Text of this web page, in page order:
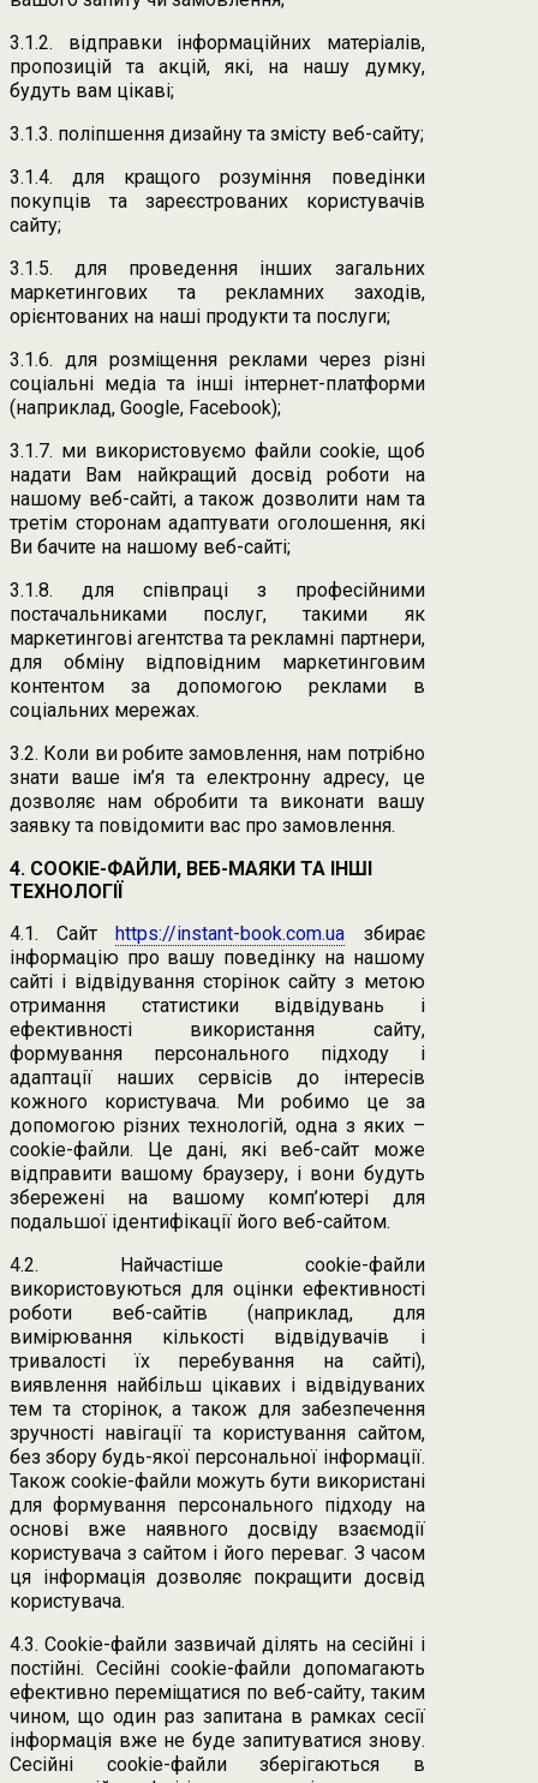
3.1.2. відправки інформаційних матеріалів,
пропозицій та акцій, які, на нашу думку,
будуть вам цікаві;
3.1.3. поліпшення дизайну та змісту веб-сайту;
3.1.4. для кращого розуміння поведінки
покупців та зареєстрованих користувачів
сайту;
3.1.5. для проведення інших загальних
маркетингових та рекламних заходів,
орієнтованих на наші продукти та послуги;
3.1.6. для розміщення реклами через різні
соціальні медіа та інші інтернет-платформи
(наприклад, Google, Facebook);
3.1.7. ми використовуємо файли cookie, щоб
надати Вам найкращий досвід роботи на
нашому веб-сайті, а також дозволити нам та
третім сторонам адаптувати оголошення, які
Ви бачите на нашому веб-сайті;
3.1.8. для співпраці з професійними
постачальниками послуг, такими як
маркетингові агентства та рекламні партнери,
для обміну відповідним маркетинговим
контентом за допомогою реклами в
соціальних мережах.
3.2. Коли ви робите замовлення, нам потрібно
знати ваше ім’я та електронну адресу, це
дозволяє нам обробити та виконати вашу
заявку та повідомити вас про замовлення.
4. COOKIE-ФАЙЛИ, ВЕБ-МАЯКИ ТА ІНШІ
ТЕХНОЛОГІЇ
4.1. Сайт https://instant-book.com.ua збирає
інформацію про вашу поведінку на нашому
сайті і відвідування сторінок сайту з метою
отримання статистики відвідувань і
ефективності використання сайту,
формування персонального підходу і
адаптації наших сервісів до інтересів
кожного користувача. Ми робимо це за
допомогою різних технологій, одна з яких –
cookie-файли. Це дані, які веб-сайт може
відправити вашому браузеру, і вони будуть
збережені на вашому комп’ютері для
подальшої ідентифікації його веб-сайтом.
4.2. Найчастіше cookie-файли
використовуються для оцінки ефективності
роботи веб-сайтів (наприклад, для
вимірювання кількості відвідувачів і
тривалості їх перебування на сайті),
виявлення найбільш цікавих і відвідуваних
тем та сторінок, а також для забезпечення
зручності навігації та користування сайтом,
без збору будь-якої персональної інформації.
Також cookie-файли можуть бути використані
для формування персонального підходу на
основі вже наявного досвіду взаємодії
користувача з сайтом і його переваг. З часом
ця інформація дозволяє покращити досвід
користувача.
4.3. Сookie-файли зазвичай ділять на сесійні і
постійні. Сесійні cookie-файли допомагають
ефективно переміщатися по веб-сайту, таким
чином, що один раз запитана в рамках сесії
інформація вже не буде запитуватися знову.
Сесійні cookie-файли зберігаються в